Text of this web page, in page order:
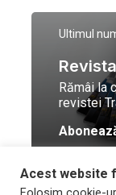
Ultimul
Rămâi la
revistei
© Toate
Acest website